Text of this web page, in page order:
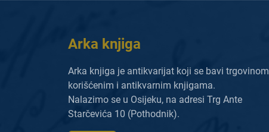
Arka knjiga
Arka knjiga je antikvarijat koji se bavi trgovinom
korišćenim i antikvarnim knjigama.
Nalazimo se u Osijeku, na adresi Trg Ante
Starčevića 10 (Pothodnik).